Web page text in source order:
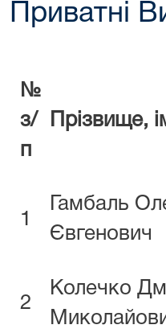
Приватні
№
з/
п
Прізвище,
1
Гамбаль
Євгенович
2
Колечко